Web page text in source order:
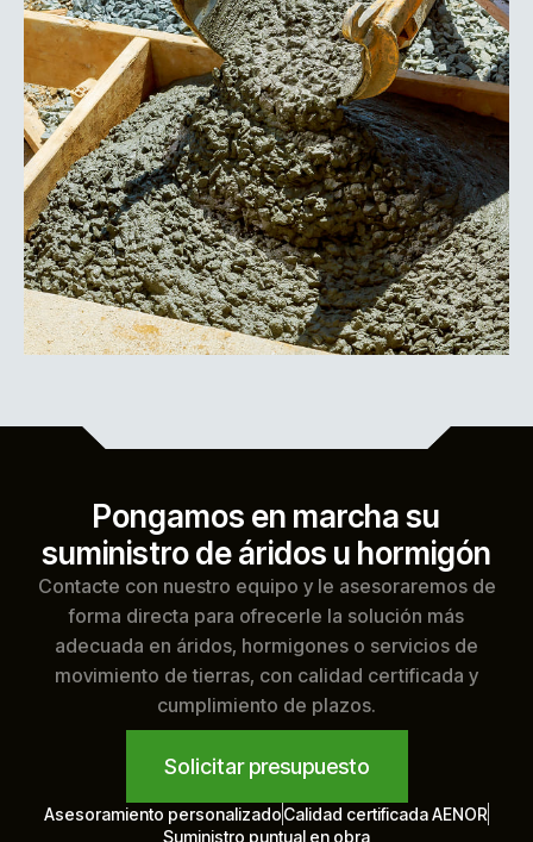
Pongamos en marcha su
suministro de áridos u hormigón
Contacte con nuestro equipo y le asesoraremos de
forma directa para ofrecerle la solución más
adecuada en áridos, hormigones o servicios de
movimiento de tierras, con calidad certificada y
cumplimiento de plazos.
Solicitar presupuesto
Asesoramiento personalizadoCalidad certificada AENOR
Suministro puntual en obra